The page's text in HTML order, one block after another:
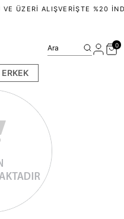
VE ÜZERI ALIŞVERIŞTE %20
ERKEK
Ara 0